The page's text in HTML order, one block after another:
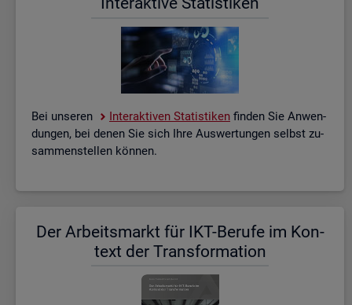
Bei un­se­ren In­ter­ak­ti­ven Sta­tis­ti­ken fin­den Sie An­wen­
dun­gen, bei denen Sie sich Ihre Aus­wer­tun­gen selbst zu­
sam­men­stel­len kön­nen.
Der Ar­beits­markt für IKT-Be­ru­fe im Kon­
text der Trans­for­ma­ti­on